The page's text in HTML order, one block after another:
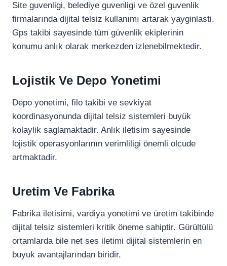
Site guvenligi, belediye guvenligi ve özel guvenlik
firmalarında dijital telsiz kullanımı artarak yayginlasti.
Gps takibi sayesinde tüm güvenlik ekiplerinin
konumu anlık olarak merkezden izlenebilmektedir.
Lojistik Ve Depo Yonetimi
Depo yonetimi, filo takibi ve sevkiyat
koordinasyonunda dijital telsiz sistemleri buyük
kolaylik saglamaktadir. Anlık iletisim sayesinde
lojistik operasyonlarının verimliligi önemli olcude
artmaktadir.
Uretim Ve Fabrika
Fabrika iletisimi, vardiya yonetimi ve üretim takibinde
dijital telsiz sistemleri kritik öneme sahiptir. Gürültülü
ortamlarda bile net ses iletimi dijital sistemlerin en
buyuk avantajlarından biridir.